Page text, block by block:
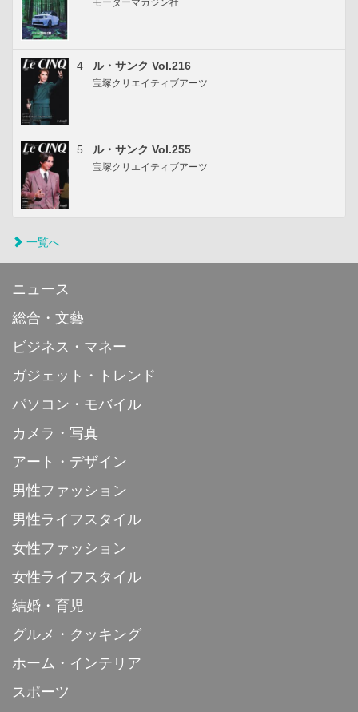
4 ル・サンク Vol.216
宝塚クリエイティブアーツ
5 ル・サンク Vol.255
宝塚クリエイティブアーツ
一覧へ
ニュース
総合・文藝
ビジネス・マネー
ガジェット・トレンド
パソコン・モバイル
カメラ・写真
アート・デザイン
男性ファッション
男性ライフスタイル
女性ファッション
女性ライフスタイル
結婚・育児
グルメ・クッキング
ホーム・インテリア
スポーツ